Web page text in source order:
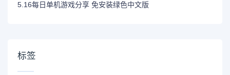
5.16每日单机游戏分享 免安装绿色中文版
标签